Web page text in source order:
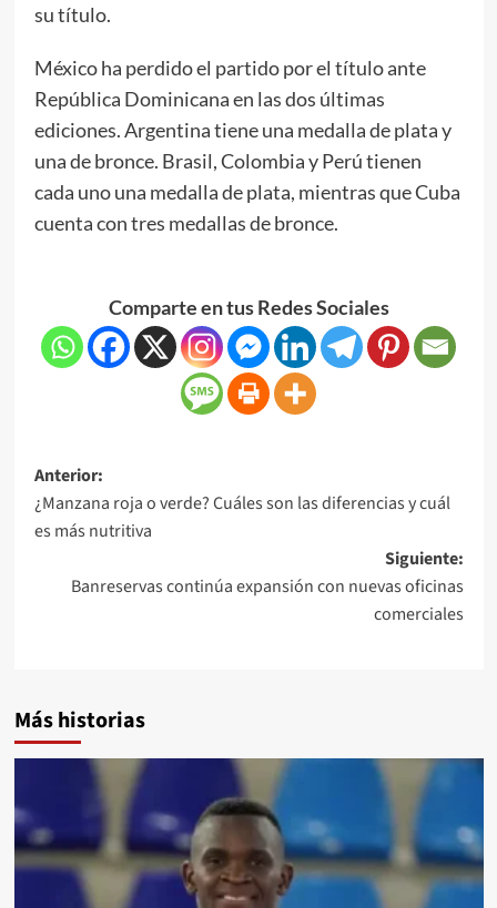
su título.
México ha perdido el partido por el título ante
República Dominicana en las dos últimas
ediciones. Argentina tiene una medalla de plata y
una de bronce. Brasil, Colombia y Perú tienen
cada uno una medalla de plata, mientras que Cuba
cuenta con tres medallas de bronce.
Comparte en tus Redes Sociales
Anterior:
¿Manzana roja o verde? Cuáles son las diferencias y cuál
es más nutritiva
Siguiente:
Banreservas continúa expansión con nuevas oficinas
comerciales
Más historias